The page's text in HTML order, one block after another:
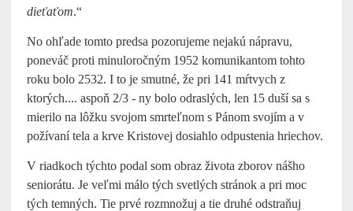
dieťaťom.“
No ohľade tomto predsa pozorujeme nejakú nápravu,
poneváč proti minuloročným 1952 komunikantom tohto
roku bolo 2532. I to je smutné, že pri 141 mŕtvych z
ktorých.... aspoň 2/3 - ny bolo odraslých, len 15 duší sa s
mierilo na lôžku svojom smrteľnom s Pánom svojím a v
požívaní tela a krve Kristovej dosiahlo odpustenia hriechov.
V riadkoch týchto podal som obraz života zborov nášho
seniorátu. Je veľmi málo tých svetlých stránok a pri moc
tých temných. Tie prvé rozmnožuj a tie druhé odstraňuj